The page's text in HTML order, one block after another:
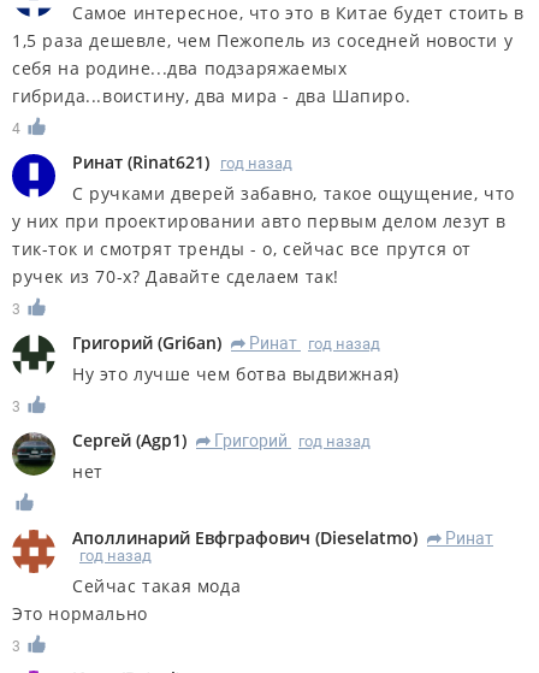
Самое интересное, что это в Китае будет стоить в
1,5 раза дешевле, чем Пежопель из соседней новости у
себя на родине...два подзаряжаемых
гибрида...воистину, два мира - два Шапиро.
4
Ринат (Rinat621) год назад
С ручками дверей забавно, такое ощущение, что
у них при проектировании авто первым делом лезут в
тик-ток и смотрят тренды - о, сейчас все прутся от
ручек из 70-х? Давайте сделаем так!
3
Григорий (Gri6an) R Ринат год назад
Ну это лучше чем ботва выдвижная)
3
Сергей (Agp1) R Григорий год назад
нет
Аполлинарий Евфграфович (Dieselatmo) R Ринат
год назад
Сейчас такая мода
Это нормально
3